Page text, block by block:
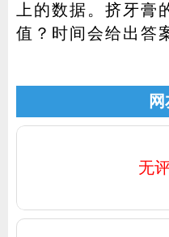
上的数据。挤牙膏
值？时间会给出答
无